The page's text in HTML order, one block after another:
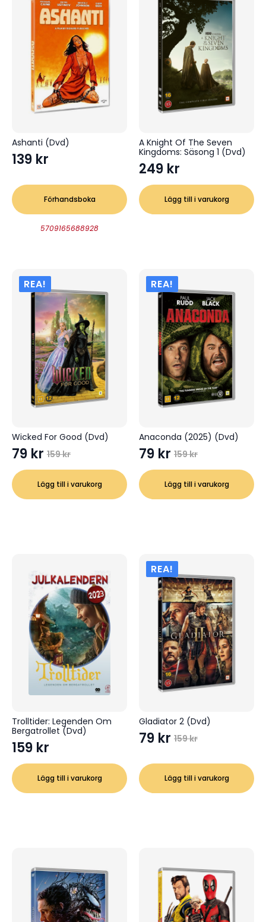
Ashanti (Dvd)
139 kr
Förhandsboka
5709165688928
A Knight Of The Seven
Kingdoms: Säsong 1 (Dvd)
249 kr
Lägg till i varukorg
REA!
Wicked For Good (Dvd)
159kr
Det
ursprungliga
priset
79 kr
Det
nuvarande
prisetLägg till i varukorg
REA!
Anaconda (2025) (Dvd)
159kr
Det
ursprungliga
priset
79 kr
Det
nuvarande
prisetLägg till i varukorg
Trolltider: Legenden Om
Bergatrollet (Dvd)
159 kr
Lägg till i varukorg
REA!
Gladiator 2 (Dvd)
159kr
Det
ursprungliga
priset
var:
79 kr
Det
nuvarande
priset
är:
Lägg till i varukorg